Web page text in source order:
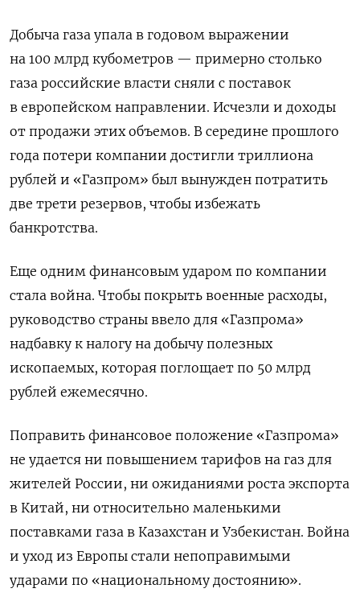
Добыча газа упала в годовом выражении
на 100 млрд кубометров — примерно столько
газа российские власти сняли с поставок
в европейском направлении. Исчезли и доходы
от продажи этих объемов. В середине прошлого
года потери компании достигли триллиона
рублей и «Газпром» был вынужден потратить
две трети резервов, чтобы избежать
банкротства.
Еще одним финансовым ударом по компании
стала война. Чтобы покрыть военные расходы,
руководство страны ввело для «Газпрома»
надбавку к налогу на добычу полезных
ископаемых, которая поглощает по 50 млрд
рублей ежемесячно.
Поправить финансовое положение «Газпрома»
не удается ни повышением тарифов на газ для
жителей России, ни ожиданиями роста экспорта
в Китай, ни относительно маленькими
поставками газа в Казахстан и Узбекистан. Война
и уход из Европы стали непоправимыми
ударами по «национальному достоянию».